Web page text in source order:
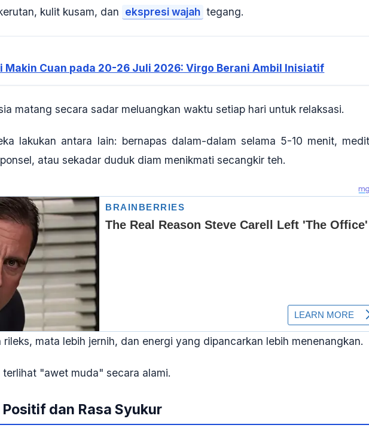
kulit kusam, dan ekspresi wajah tegang.
Makin Cuan pada 20-26 Juli 2026: Virgo Berani Ambil Inisiatif
matang secara sadar meluangkan waktu setiap hari untuk relaksasi.
lakukan antara lain: bernapas dalam-dalam selama 5-10 menit,
atau sekadar duduk diam menikmati secangkir teh.
mata lebih jernih, dan energi yang dipancarkan lebih menenangkan.
"awet muda" secara alami.
dan Rasa Syukur